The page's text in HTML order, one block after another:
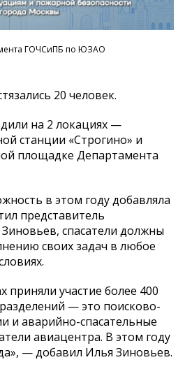
ГОЧСиПБ по ЮЗАО
20 человек.
на 2 локациях —
станции «Строгино» и
площадке Департамента
в этом году добавляла
представитель
спасатели должны
своих задач в любое
приняли участие более 400
— это поисково-
и аварийно-спасательные
авиацентра. В этом году
— добавил Илья Зиновьев.